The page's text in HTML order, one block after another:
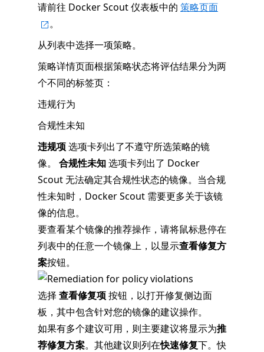
请前往 Docker Scout 仪表板中的 策略页面
。
从列表中选择一项策略。
策略详情页面根据策略状态将评估结果分为两
个不同的标签页：
违规行为
合规性未知
违规项选项卡列出了不遵守所选策略的镜
像。 合规性未知选项卡列出了 Docker
Scout 无法确定其合规性状态的镜像。当合规
性未知时，Docker Scout 需要更多关于该镜
像的信息。
要查看某个镜像的推荐操作，请将鼠标悬停在
列表中的任意一个镜像上，以显示查看修复方
案按钮。
选择 查看修复项按钮，以打开修复侧边面
板，其中包含针对您的镜像的建议操作。
如果有多个建议可用，则主要建议将显示为推
荐修复方案。其他建议则列在快速修复下。快